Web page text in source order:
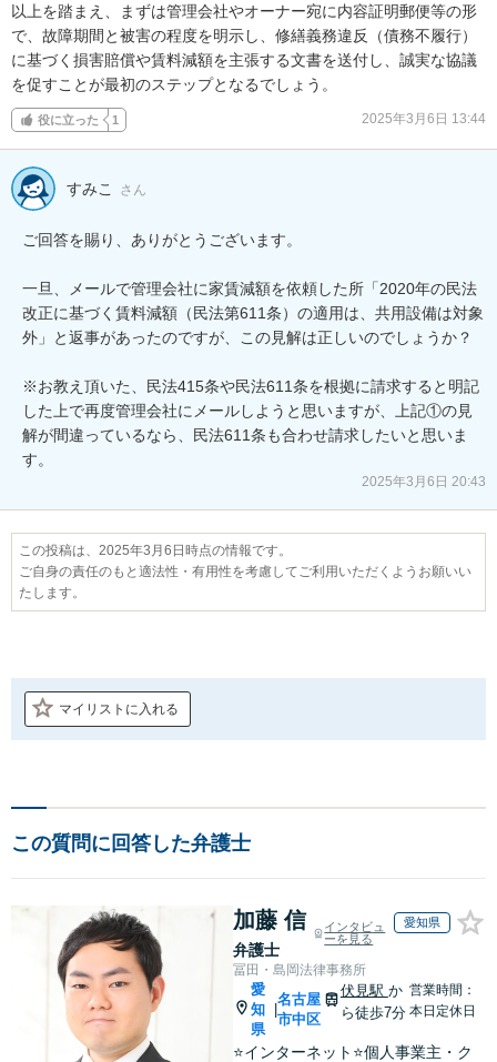
以上を踏まえ、まずは管理会社やオーナー宛に内容証明郵便等の形
で、故障期間と被害の程度を明示し、修繕義務違反（債務不履行）
に基づく損害賠償や賃料減額を主張する文書を送付し、誠実な協議
を促すことが最初のステップとなるでしょう。
役に立った 1 2025年3月6日 13:44
すみこ さん
ご回答を賜り、ありがとうございます。
一旦、メールで管理会社に家賃減額を依頼した所「2020年の民法
改正に基づく賃料減額（民法第611条）の適用は、共用設備は対象
外」と返事があったのですが、この見解は正しいのでしょうか？
※お教え頂いた、民法415条や民法611条を根拠に請求すると明記
した上で再度管理会社にメールしようと思いますが、上記①の見
解が間違っているなら、民法611条も合わせ請求したいと思いま
す。
2025年3月6日 20:43
この投稿は、2025年3月6日時点の情報です。
ご自身の責任のもと適法性・有用性を考慮してご利用いただくようお願いい
たします。
マイリストに入れる
この質問に回答した弁護士
加藤 信
弁護士
インタビュ
ーを見る
愛知県
冨田・島岡法律事務所
愛
知
県
名古屋
市中区
伏見駅 か
ら徒歩7分
営業時間：
本日定休日
⭐️インターネット⭐️個人事業主・ク